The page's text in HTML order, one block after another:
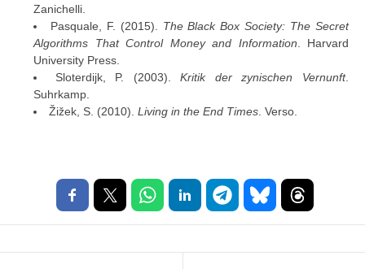
Zanichelli.
Pasquale, F. (2015). The Black Box Society: The Secret
Algorithms That Control Money and Information . Harvard
University Press.
Sloterdijk, P. (2003).Kritik der zynischen Vernunft.
Suhrkamp.
Žižek, S. (2010). Living in the End Times . Verso.